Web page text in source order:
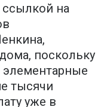
ссылкой на
поскольку
элементарные
тысячи
уже в